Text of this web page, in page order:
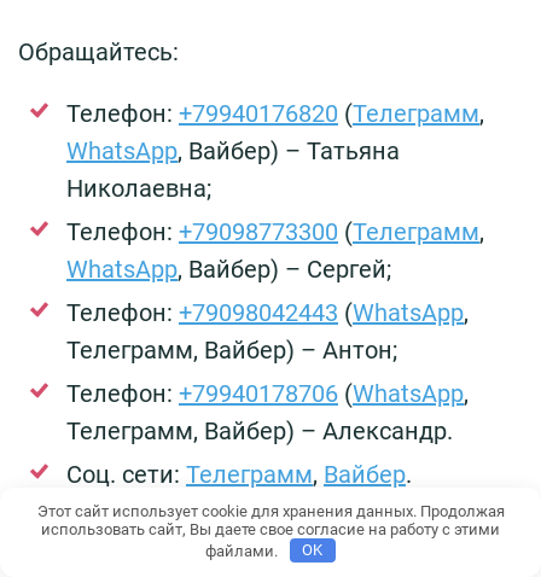
Обращайтесь:
Телефон: +79940176820 (Телеграмм,
WhatsApp, Вайбер) – Татьяна
Николаевна;
Телефон: +79098773300 (Телеграмм,
WhatsApp, Вайбер) – Сергей;
Телефон: +79098042443 (WhatsApp,
Телеграмм, Вайбер) – Антон;
Телефон: +79940178706 (WhatsApp,
Телеграмм, Вайбер) – Александр.
Соц. сети: Телеграмм, Вайбер.
Адрес:
Этот сайт использует cookie для хранения данных. Продолжая
использовать сайт, Вы даете свое согласие на работу с этими
файлами.
OK